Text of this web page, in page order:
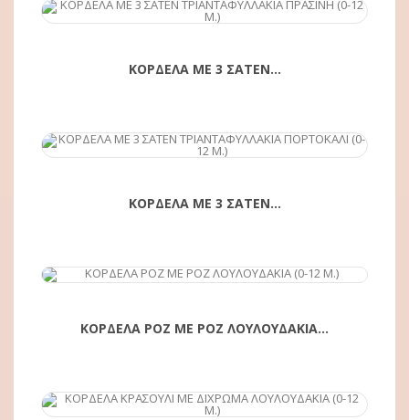
ΑΓΟΡΆ
ΚΟΡΔΕΛΑ ΜΕ 3 ΣΑΤΕΝ...
ΑΓΟΡΆ
ΚΟΡΔΕΛΑ ΜΕ 3 ΣΑΤΕΝ...
ΑΓΟΡΆ
ΚΟΡΔΕΛΑ ΡΟΖ ΜΕ ΡΟΖ ΛΟΥΛΟΥΔΑΚΙΑ...
ΑΓΟΡΆ